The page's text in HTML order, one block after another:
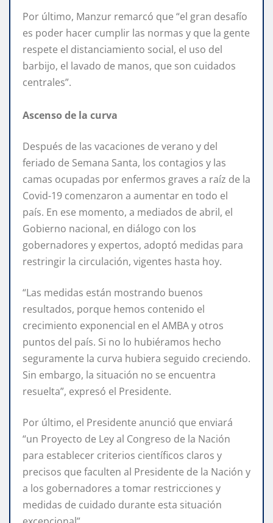
Por último, Manzur remarcó que “el gran desafío
es poder hacer cumplir las normas y que la gente
respete el distanciamiento social, el uso del
barbijo, el lavado de manos, que son cuidados
centrales”.
Ascenso de la curva
Después de las vacaciones de verano y del
feriado de Semana Santa, los contagios y las
camas ocupadas por enfermos graves a raíz de la
Covid-19 comenzaron a aumentar en todo el
país. En ese momento, a mediados de abril, el
Gobierno nacional, en diálogo con los
gobernadores y expertos, adoptó medidas para
restringir la circulación, vigentes hasta hoy.
“Las medidas están mostrando buenos
resultados, porque hemos contenido el
crecimiento exponencial en el AMBA y otros
puntos del país. Si no lo hubiéramos hecho
seguramente la curva hubiera seguido creciendo.
Sin embargo, la situación no se encuentra
resuelta”, expresó el Presidente.
Por último, el Presidente anunció que enviará
“un Proyecto de Ley al Congreso de la Nación
para establecer criterios científicos claros y
precisos que faculten al Presidente de la Nación y
a los gobernadores a tomar restricciones y
medidas de cuidado durante esta situación